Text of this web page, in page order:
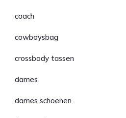
coach
cowboysbag
crossbody tassen
dames
dames schoenen